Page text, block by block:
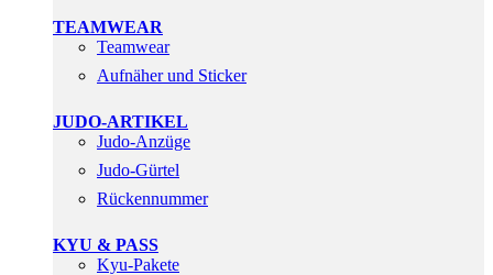
TEAMWEAR
Teamwear
Aufnäher und Sticker
JUDO-ARTIKEL
Judo-Anzüge
Judo-Gürtel
Rückennummer
KYU & PASS
Kyu-Pakete